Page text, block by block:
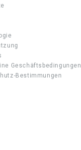
Geschäftsbedingungen
Bestimmungen